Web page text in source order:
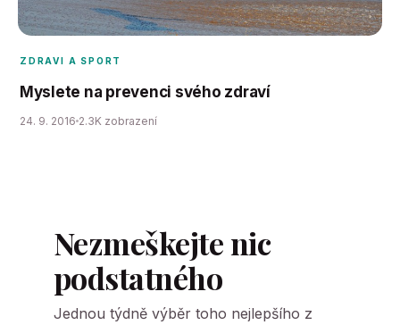
ZDRAVI A SPORT
Myslete na prevenci svého zdraví
24. 9. 2016 2.3K zobrazení
Nezmeškejte nic
podstatného
Jednou týdně výběr toho nejlepšího z